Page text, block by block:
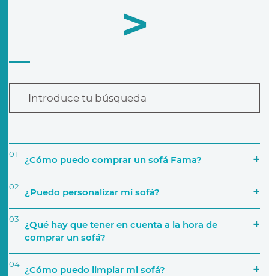
>
Introduce tu búsqueda
01 ¿Cómo puedo comprar un sofá Fama?
02 ¿Puedo personalizar mi sofá?
03
¿Qué hay que tener en cuenta a la hora de
comprar un sofá?
04 ¿Cómo puedo limpiar mi sofá?